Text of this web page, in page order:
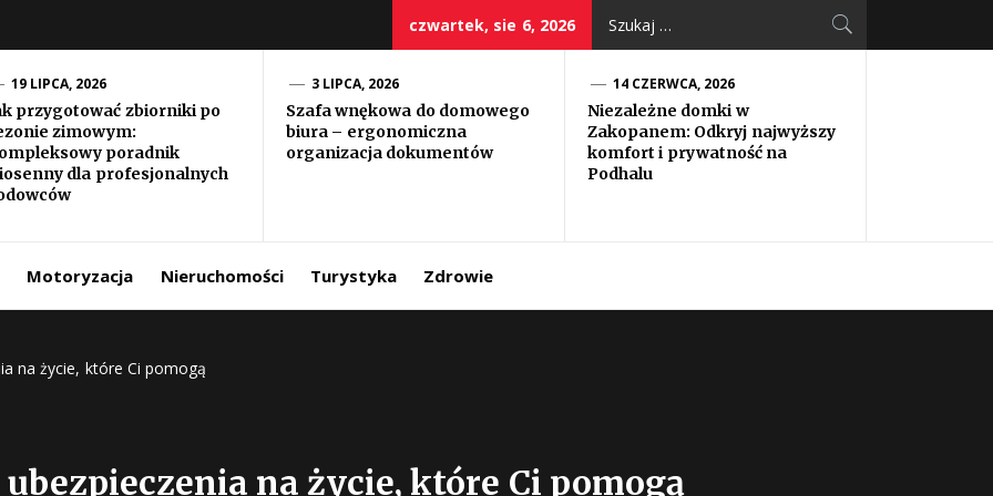
czwartek, sie 6, 2026
Szukaj:
19 LIPCA, 2026
przygotować zbiorniki po
zimowym:
poradnik
dla profesjonalnych
3 LIPCA, 2026
Szafa wnękowa do domowego
biura – ergonomiczna
organizacja dokumentów
14 CZERWCA, 2026
Niezależne domki w
Zakopanem: Odkryj najwyższy
komfort i prywatność na
Podhalu
Motoryzacja Nieruchomości Turystyka Zdrowie
na życie, które Ci pomogą
na życie, które Ci pomogą